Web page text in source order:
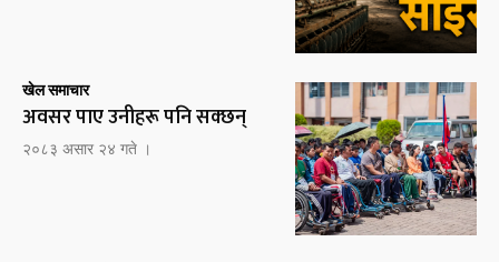
खेल समाचार
अवसर पाए उनीहरू पनि सक्छन्
२०८३ असार २४ गते ।